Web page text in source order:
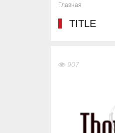
Главная
TITLE
907